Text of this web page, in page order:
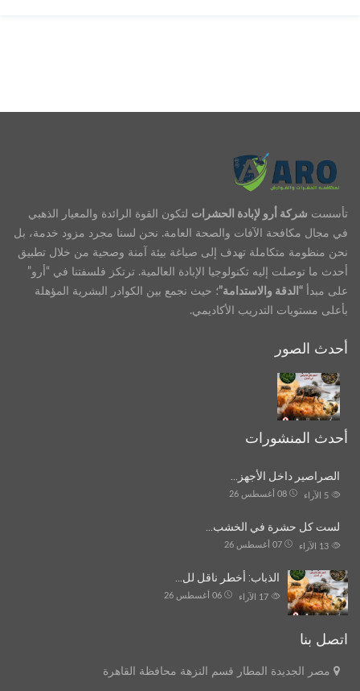
تأسست شركة أرو لإبادة الحشرات لتكون القوة الرائدة والمعيار الذهبي
في مجال مكافحة الآفات والصحة العامة. نحن لسنا مجرد مزود خدمة، بل
نحن منظومة متكاملة تهدف إلى صياغة بيئة آمنة وصحية من خلال تطبيق
أحدث ما توصلت إليه تكنولوجيا الإبادة العالمية. ترتكز فلسفتنا في “أرو”
على مبدأ “الدقة والاستدامة”؛ حيث نجمع بين الكوادر البشرية المؤهلة
بأعلى مستويات التدريب الأكاديمي.
أحدث الصور
أحدث المنشورات
الصراصير داخل الأجهز…
08 أغسطس 26 الآراء
لست كل حشرة في الخشب…
07 أغسطس 26 الآراء
الذباب: أخطر ناقل لل…
06 أغسطس 26 الآراء
اتصل بنا
مصر الجديدة المطار قسم النزهة محافظة القاهرة